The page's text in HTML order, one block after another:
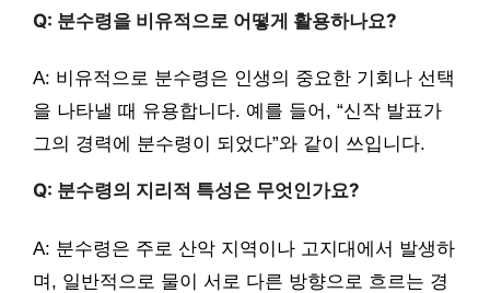
Q: 분수령을 비유적으로 어떻게 활용하나요?
A: 비유적으로 분수령은 인생의 중요한 기회나 선택
을 나타낼 때 유용합니다. 예를 들어, “신작 발표가
그의 경력에 분수령이 되었다”와 같이 쓰입니다.
Q: 분수령의 지리적 특성은 무엇인가요?
A: 분수령은 주로 산악 지역이나 고지대에서 발생하
며, 일반적으로 물이 서로 다른 방향으로 흐르는 경